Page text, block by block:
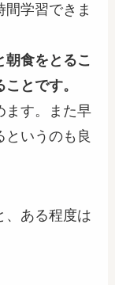
学習できま
食をとるこ
とです。
ます。また早
というのも良
、ある程度は